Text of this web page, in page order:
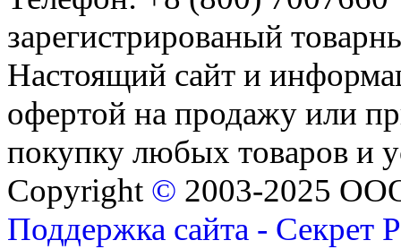
зарегистрированый
Настоящий сайт и
офертой на продажу или
покупку любых товаров и
Copyright © 2003-2025
Поддержка сайта - Секрет